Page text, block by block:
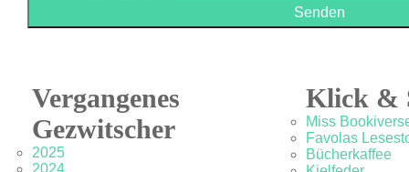
Vergangenes
Gezwitscher
2025
2024
Klick &
Miss
Favolas
Bücherkaffee